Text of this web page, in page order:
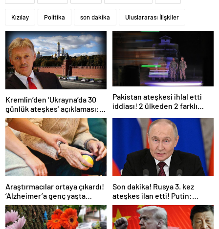
Kızılay Politika son dakika Uluslararası İlişkiler
Kremlin’den ‘Ukrayna’da 30
günlük ateşkes’ açıklaması:
Bunu iyice düşünmeliyiz
Pakistan ateşkesi ihlal etti
iddiası! 2 ülkeden 2 farklı
Araştırmacılar ortaya çıkardı!
‘Alzheimer’a genç yaşta
yakalanabilirsiniz’
Son dakika! Rusya 3. kez
ateşkes ilan etti! Putin:
Erdoğan ile görüşme
gerçekleştireceğiz